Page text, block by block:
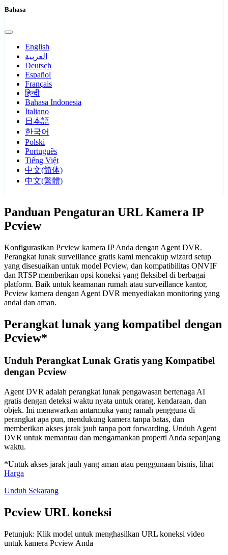
Bahasa
English
العربية
Deutsch
Español
Français
हिन्दी
Bahasa Indonesia
Italiano
日本語
한국어
Polski
Português
Tiếng Việt
中文(简体)
中文(繁體)
Panduan Pengaturan URL Kamera IP
Pcview
Konfigurasikan Pcview kamera IP Anda dengan Agent DVR.
Perangkat lunak surveillance gratis kami mencakup wizard setup
yang disesuaikan untuk model Pcview, dan kompatibilitas ONVIF
dan RTSP memberikan opsi koneksi yang fleksibel di berbagai
platform. Baik untuk keamanan rumah atau surveillance kantor,
Pcview kamera dengan Agent DVR menyediakan monitoring yang
andal dan aman.
Perangkat lunak yang kompatibel dengan
Pcview*
Unduh Perangkat Lunak Gratis yang Kompatibel
dengan Pcview
Agent DVR adalah perangkat lunak pengawasan bertenaga AI
gratis dengan deteksi waktu nyata untuk orang, kendaraan, dan
objek. Ini menawarkan antarmuka yang ramah pengguna di
perangkat apa pun, mendukung kamera tanpa batas, dan
memberikan akses jarak jauh tanpa port forwarding. Unduh Agent
DVR untuk memantau dan mengamankan properti Anda sepanjang
waktu.
*Untuk akses jarak jauh yang aman atau penggunaan bisnis, lihat
Harga
Unduh Sekarang
Pcview URL koneksi
Petunjuk: Klik model untuk menghasilkan URL koneksi video
untuk kamera Pcview Anda